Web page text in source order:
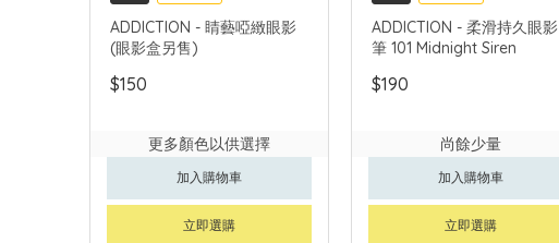
ADDICTION - 睛藝啞緻眼影
(眼影盒另售)
$150
更多顏色以供選擇
加入購物車
立即選購
ADDICTION - 柔滑持久眼影
筆 101 Midnight Siren
$190
尚餘少量
加入購物車
立即選購